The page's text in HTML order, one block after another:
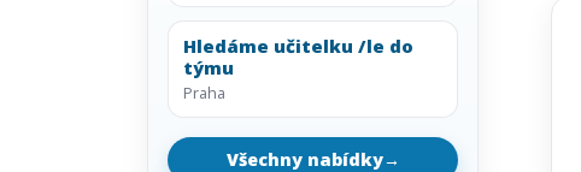
Hledáme učitelku /le do
týmu
Praha
Všechny nabídky→